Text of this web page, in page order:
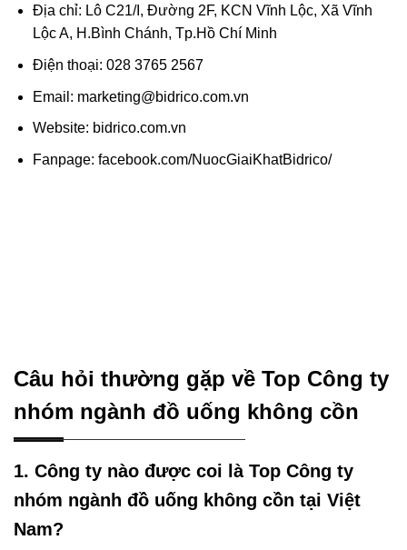
Địa chỉ: Lô C21/I, Đường 2F, KCN Vĩnh Lộc, Xã Vĩnh
Lộc A, H.Bình Chánh, Tp.Hồ Chí Minh
Điện thoại: 028 3765 2567
Email: marketing@bidrico.com.vn
Website: bidrico.com.vn
Fanpage: facebook.com/NuocGiaiKhatBidrico/
Câu hỏi thường gặp về Top Công ty
nhóm ngành đồ uống không cồn
1. Công ty nào được coi là Top Công ty
nhóm ngành đồ uống không cồn tại Việt
Nam?